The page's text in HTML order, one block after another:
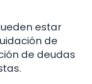
estar
de
de deudas